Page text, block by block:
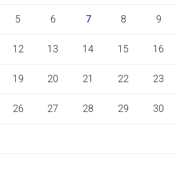
5 6 7 8 9
12 13 14 15 16
19 20 21 22 23
26 27 28 29 30